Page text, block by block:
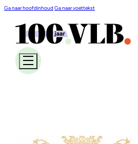
Ga naar hoofdinhoudGa naar voettekst